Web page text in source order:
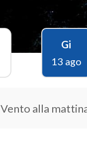
Gi
13 ago
Vento alla